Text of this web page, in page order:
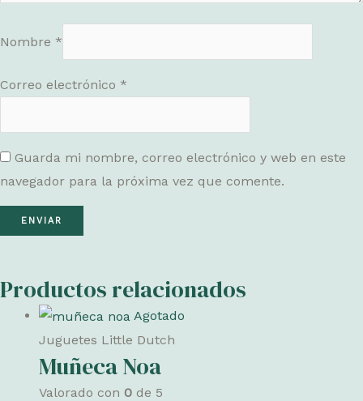
Nombre *
Correo electrónico *
Guarda mi nombre, correo electrónico y web en este
navegador para la próxima vez que comente.
Productos relacionados
Agotado
Juguetes Little Dutch
Muñeca Noa
Valorado con 0 de 5